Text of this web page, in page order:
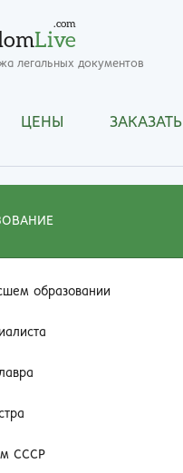
Live
.com
легальных документов
ЦЕНЫ ЗАКАЗАТЬ
образовании
СССР